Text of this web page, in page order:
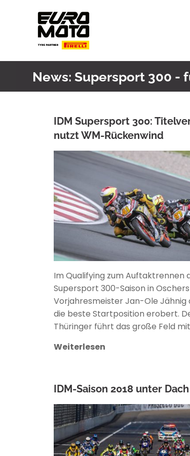
News: Supersport 300 -
IDM Supersport 300:
nutzt WM-Rückenwind
Im Qualifying zum Auftaktrennen
Supersport 300-Saison in
Vorjahresmeister Jan-Ole Jähnig
die beste Startposition erobert.
Thüringer führt das große Feld
Weiterlesen
IDM-Saison 2018 unter